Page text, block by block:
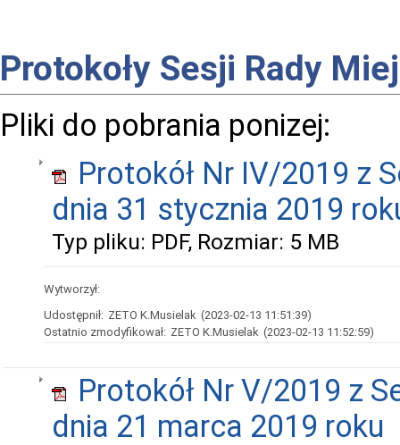
Protokoły Sesji Rady
Pliki do pobrania ponizej:
Protokół Nr IV/2019 z
dnia 31 stycznia 2019
Typ pliku: PDF, Rozmiar: 5 MB
Wytworzył:
Udostępnił: ZETO K.Musielak (2023-02-13 11:51:39)
Ostatnio zmodyfikował: ZETO K.Musielak (2023-02-13 11:52:59)
Protokół Nr V/2019 z
dnia 21 marca 2019 roku